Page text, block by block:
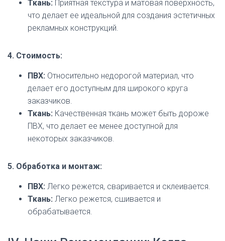
Ткань: Приятная текстура и матовая поверхность,
что делает ее идеальной для создания эстетичных
рекламных конструкций.
4. Стоимость:
ПВХ: Относительно недорогой материал, что
делает его доступным для широкого круга
заказчиков.
Ткань: Качественная ткань может быть дороже
ПВХ, что делает ее менее доступной для
некоторых заказчиков.
5. Обработка и монтаж:
ПВХ: Легко режется, сваривается и склеивается.
Ткань: Легко режется, сшивается и
обрабатывается.